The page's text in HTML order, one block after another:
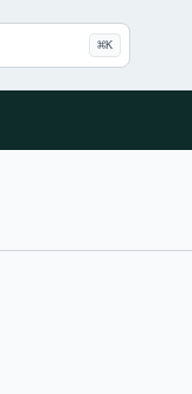
⌘K